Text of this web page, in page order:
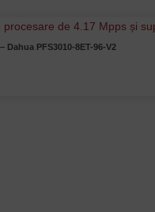
PFS3010-8ET-96-V2